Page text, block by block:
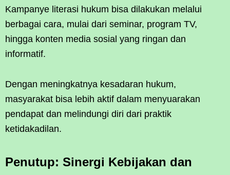
Kampanye literasi hukum bisa dilakukan melalui
berbagai cara, mulai dari seminar, program TV,
hingga konten media sosial yang ringan dan
informatif.
Dengan meningkatnya kesadaran hukum,
masyarakat bisa lebih aktif dalam menyuarakan
pendapat dan melindungi diri dari praktik
ketidakadilan.
Penutup: Sinergi Kebijakan dan